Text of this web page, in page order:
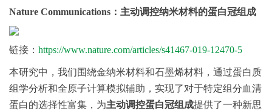
Nature Communications ：主动调控纳米材料的蛋白冠组成
链接： https://www.nature.com/articles/s41467-019-12470-5
本研究中，我们围绕金纳米材料和石墨烯材料，通过蛋白质
组学分析和全原子计算模拟辅助，实现了对于特定组分血清
蛋白的选择性富集，为主动调控蛋白冠组成提供了一种新思